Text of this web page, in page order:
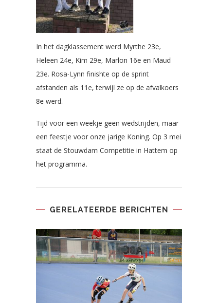
In het dagklassement werd Myrthe 23e,
Heleen 24e, Kim 29e, Marlon 16e en Maud
23e. Rosa-Lynn finishte op de sprint
afstanden als 11e, terwijl ze op de afvalkoers
8e werd.
Tijd voor een weekje geen wedstrijden, maar
een feestje voor onze jarige Koning. Op 3 mei
staat de Stouwdam Competitie in Hattem op
het programma.
GERELATEERDE BERICHTEN